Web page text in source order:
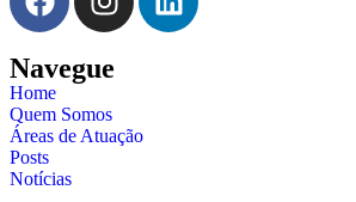
Navegue
Home
Quem Somos
Áreas de Atuação
Posts
Notícias